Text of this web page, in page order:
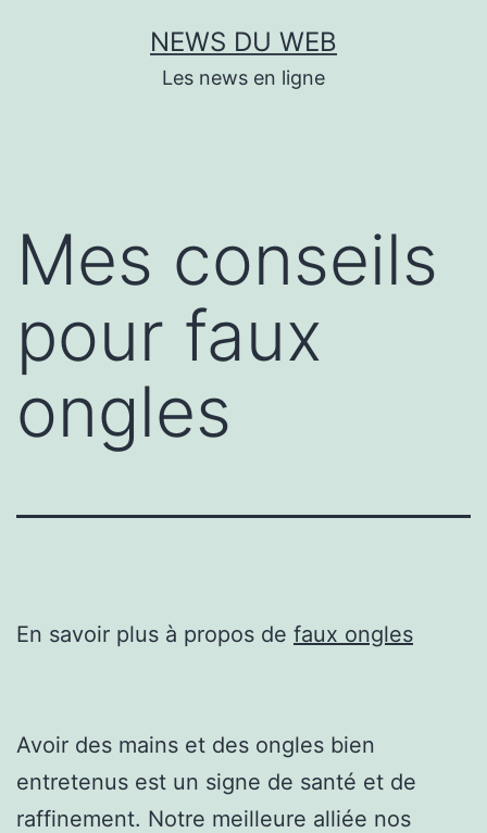
NEWS DU WEB
Les news en ligne
Mes conseils
pour faux
ongles
En savoir plus à propos de faux ongles
Avoir des mains et des ongles bien
entretenus est un signe de santé et de
raffinement. Notre meilleure alliée nos